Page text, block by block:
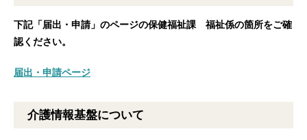
下記「届出・申請」のページの保健福祉課 福祉係の箇所をご確
認ください。
届出・申請ページ
介護情報基盤について